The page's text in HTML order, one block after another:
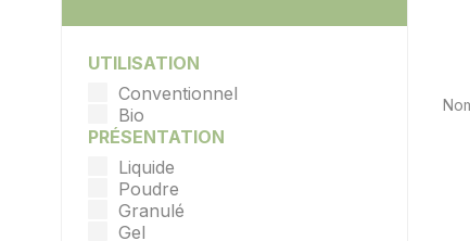
UTILISATION
Conventionnel
Bio
PRÉSENTATION
Liquide
Poudre
Granulé
Gel